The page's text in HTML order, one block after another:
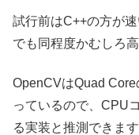
試行前はC++の方が
でも同程度かむしろ
OpenCVはQuad
っているので、CPU
る実装と推測できます